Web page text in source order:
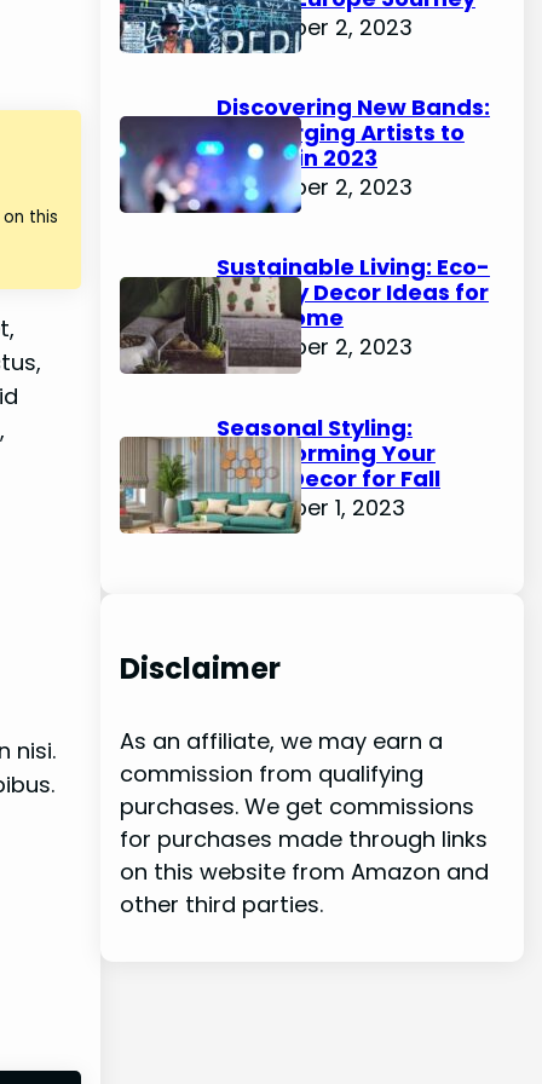
this
nisi.
November 2, 2023
Discovering New Bands:
10 Emerging Artists to
Watch in 2023
November 2, 2023
Sustainable Living: Eco-
Friendly Decor Ideas for
Your Home
November 2, 2023
Seasonal Styling:
Transforming Your
Home Decor for Fall
November 1, 2023
Disclaimer
As an affiliate, we may earn a
commission from qualifying
purchases. We get commissions
for purchases made through links
on this website from Amazon and
other third parties.